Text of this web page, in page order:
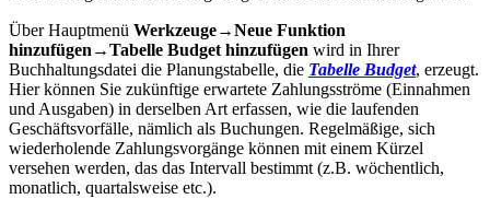
Über Hauptmenü Werkzeuge→Neue Funktion
hinzufügen→Tabelle Budget hinzufügen wird in Ihrer
Buchhaltungsdatei die Planungstabelle, die Tabelle Budget, erzeugt.
Hier können Sie zukünftige erwartete Zahlungsströme (Einnahmen
und Ausgaben) in derselben Art erfassen, wie die laufenden
Geschäftsvorfälle, nämlich als Buchungen. Regelmäßige, sich
wiederholende Zahlungsvorgänge können mit einem Kürzel
versehen werden, das das Intervall bestimmt (z.B. wöchentlich,
monatlich, quartalsweise etc.).